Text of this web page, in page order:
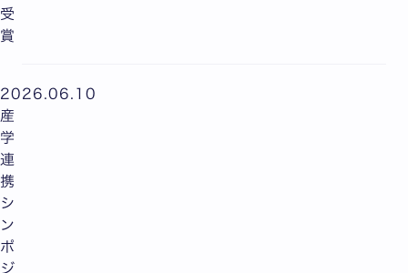
受
賞
2026.06.10
産
学
連
携
シ
ン
ポ
ジ